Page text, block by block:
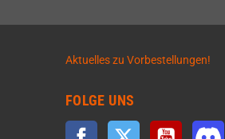
Aktuelles zu Vorbestellungen!
FOLGE UNS
Facebook Twitter YouTube